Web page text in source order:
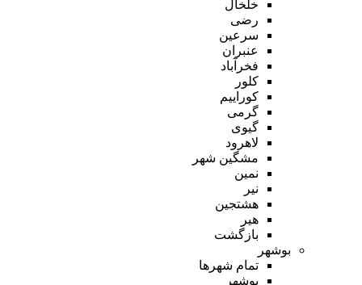
خلخال
رضی
سرعین
عنبران
فخرآباد
کلور
کوراییم
گرمی
گیوی
لاهرود
مشگین شهر
نمین
نیر
هشتجین
هیر
بازگشت
بوشهر
تمام شهر‌ها
بوشهر